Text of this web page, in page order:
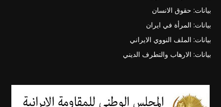
بيانات: حقوق الانسان
بيانات: المرأة في ايران
بيانات: الملف النووي الايراني
بيانات: الارهاب والتطرف الديني